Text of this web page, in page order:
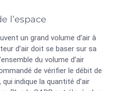
l’espace
un grand volume d’air à
d’air doit se baser sur sa
du volume d’air
de vérifier le débit de
indique la quantité d’air